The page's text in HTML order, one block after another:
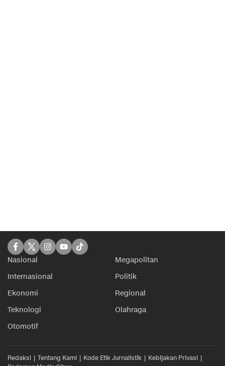
Nasional
Megapolitan
Internasional
Politik
Ekonomi
Regional
Teknologi
Olahraga
Otomotif
Redaksi Tentang Kami Kode Etik Jurnalistik
Kebijakan Privasi